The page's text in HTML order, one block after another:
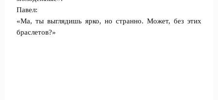
Павел:
«Ма, ты выглядишь ярко, но странно. Может, без этих
браслетов?»